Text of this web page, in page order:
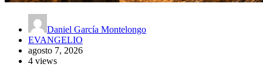
Daniel García Montelongo
EVANGELIO
agosto 7, 2026
4 views